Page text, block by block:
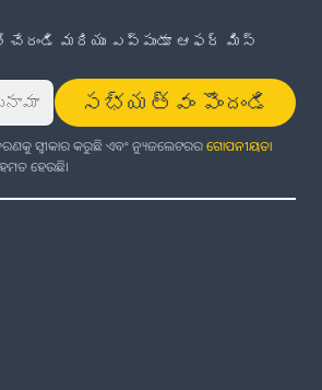
చేరండి మరియు ఎప్పుడూ ఆఫర్ మిస్
సభ్యత్వం పొందండి
ସ୍ୱୀକାର କରୁଛି ଏବଂ ନ୍ୟୁଜଲେଟରରଗୋପନୀୟତା
ହେଉଛି।